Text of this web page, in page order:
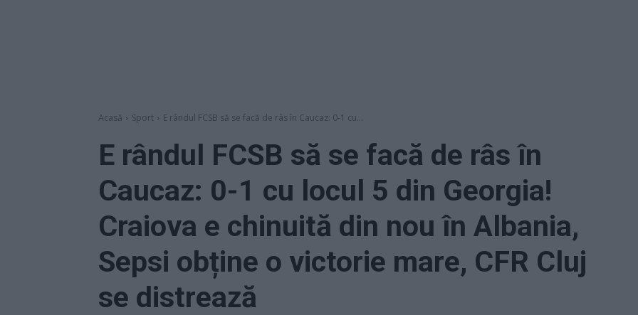
Acasă Sport E rândul FCSB să se facă de râs în Caucaz: 0-1 cu...
E rândul FCSB să se facă de râs în
Caucaz: 0-1 cu locul 5 din Georgia!
Craiova e chinuită din nou în Albania,
Sepsi obține o victorie mare, CFR Cluj
se distrează